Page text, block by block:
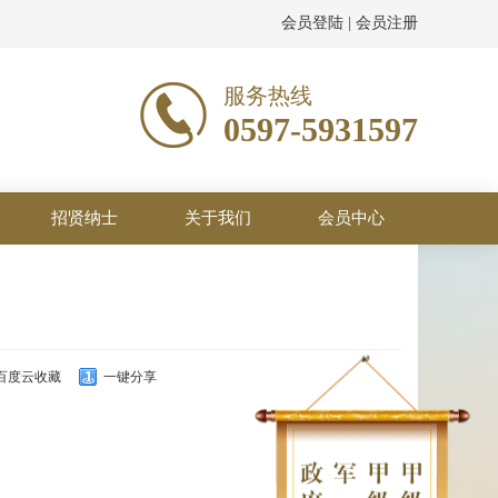
会员登陆 会员注册
服务热线
0597-5931597
招贤纳士 关于我们 会员中心
度云收藏 一键分享